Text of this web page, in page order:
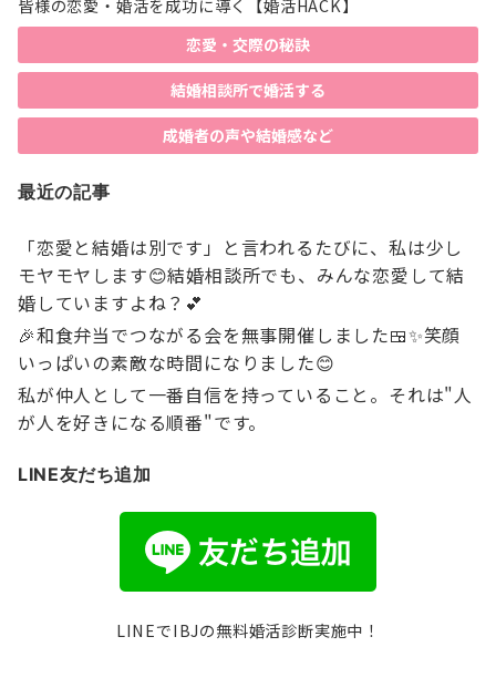
皆様の恋愛・婚活を成功に導く【婚活HACK】
恋愛・交際の秘訣
結婚相談所で婚活する
成婚者の声や結婚感など
最近の記事
「恋愛と結婚は別です」と言われるたびに、私は少し
モヤモヤします😊結婚相談所でも、みんな恋愛して結
婚していますよね？💕
🎉和食弁当でつながる会を無事開催しました🍱✨笑顔
いっぱいの素敵な時間になりました😊
私が仲人として一番自信を持っていること。それは"人
が人を好きになる順番"です。
LINE友だち追加
LINEでIBJの無料婚活診断実施中！